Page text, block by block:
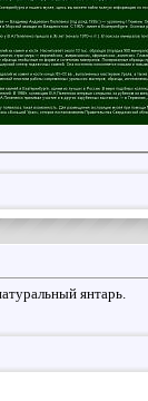
янтарь.